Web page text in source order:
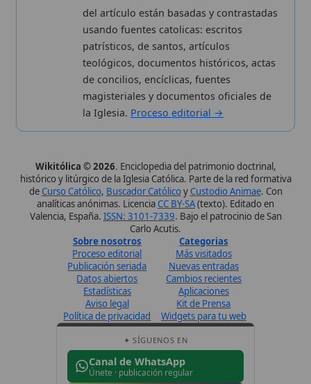
Política de privacidad Widgets para tu web
Canal de WhatsApp
Únete · publicación regular
Perfil de Instagram
Síguenos · @wikitolica